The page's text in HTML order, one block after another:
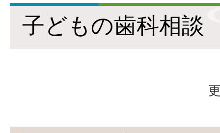
子どもの歯科相談